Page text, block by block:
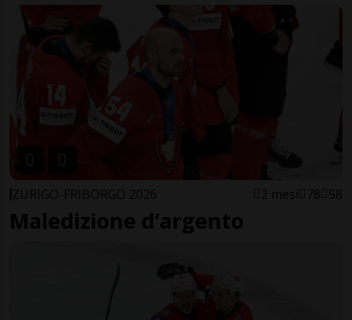
ZURIGO-FRIBORGO 2026 2 mesi 78 58
Maledizione d’argento